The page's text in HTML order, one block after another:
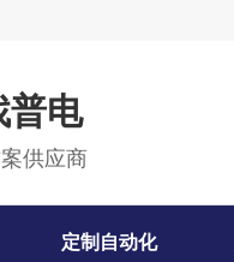
电
供应商
定制自动化